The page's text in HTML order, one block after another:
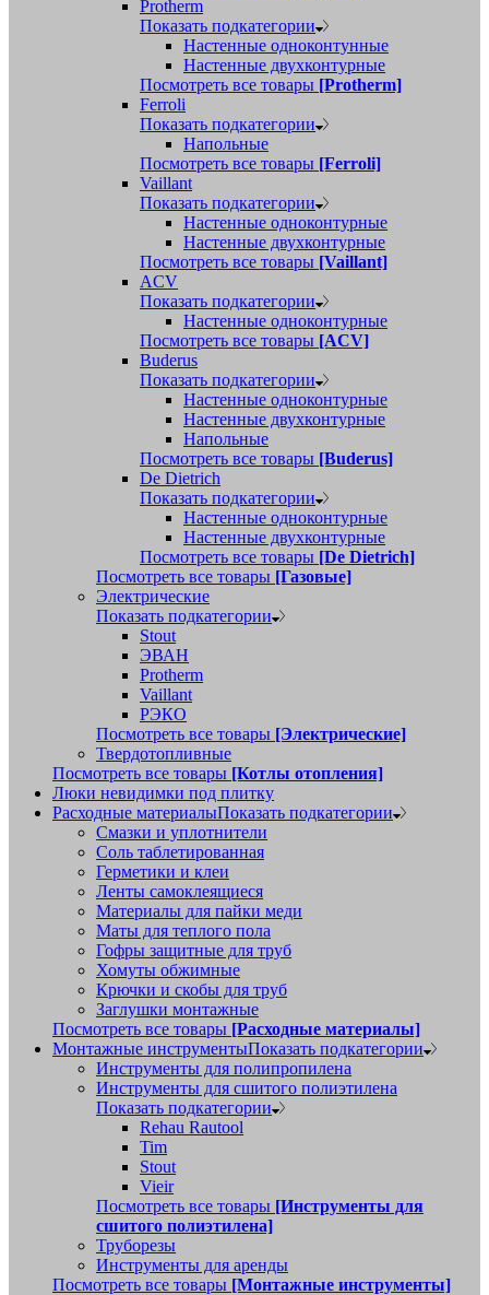
Protherm
Показать подкатегории
Настенные одноконтунные
Настенные двухконтурные
Посмотреть все товары [Protherm]
Ferroli
Показать подкатегории
Напольные
Посмотреть все товары [Ferroli]
Vaillant
Показать подкатегории
Настенные одноконтурные
Настенные двухконтурные
Посмотреть все товары [Vaillant]
ACV
Показать подкатегории
Настенные одноконтурные
Посмотреть все товары [ACV]
Buderus
Показать подкатегории
Настенные одноконтурные
Настенные двухконтурные
Напольные
Посмотреть все товары [Buderus]
De Dietrich
Показать подкатегории
Настенные одноконтурные
Настенные двухконтурные
Посмотреть все товары [De Dietrich]
Посмотреть все товары [Газовые]
Электрические
Показать подкатегории
Stout
ЭВАН
Protherm
Vaillant
РЭКО
Посмотреть все товары [Электрические]
Твердотопливные
Посмотреть все товары [Котлы отопления]
Люки невидимки под плитку
Расходные материалыПоказать подкатегории
Смазки и уплотнители
Соль таблетированная
Герметики и клеи
Ленты самоклеящиеся
Материалы для пайки меди
Маты для теплого пола
Гофры защитные для труб
Хомуты обжимные
Крючки и скобы для труб
Заглушки монтажные
Посмотреть все товары [Расходные материалы]
Монтажные инструментыПоказать подкатегории
Инструменты для полипропилена
Инструменты для сшитого полиэтилена
Показать подкатегории
Rehau Rautool
Tim
Stout
Vieir
Посмотреть все товары [Инструменты для
сшитого полиэтилена]
Труборезы
Инструменты для аренды
Посмотреть все товары [Монтажные инструменты]